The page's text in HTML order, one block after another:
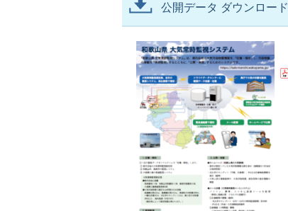
公開データ ダウンロード